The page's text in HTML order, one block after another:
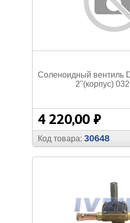
Соленоидный вентиль
2"(корпус)
4 220,00 ₽
Код товара: 30648